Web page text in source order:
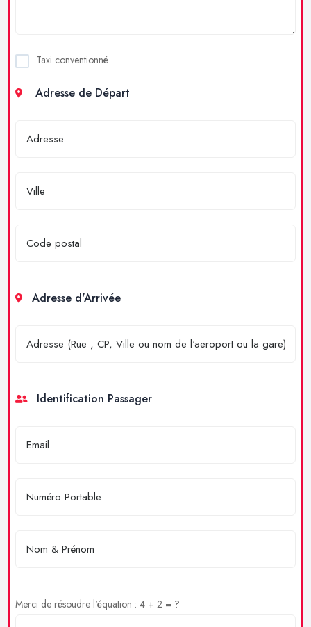
Taxi conventionné
Adresse de Départ
Adresse d'Arrivée
Identification Passager
Merci de résoudre l'équation : 4 + 2 = ?